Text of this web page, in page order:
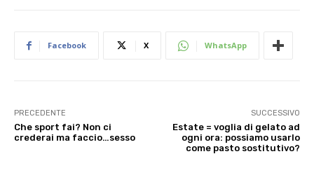
Facebook X WhatsApp
PRECEDENTE
Che sport fai? Non ci
crederai ma faccio…sesso
SUCCESSIVO
Estate = voglia di gelato ad
ogni ora: possiamo usarlo
come pasto sostitutivo?